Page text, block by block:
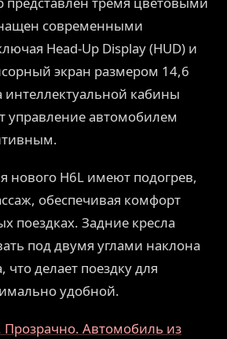
современными
Head-Up Display (HUD) и
экран размером 14,6
кабины
управление автомобилем
нового H6L имеют подогрев,
обеспечивая комфорт
поездках. Задние кресла
под двумя углами наклона
делает поездку для
удобной.
Автомобиль из